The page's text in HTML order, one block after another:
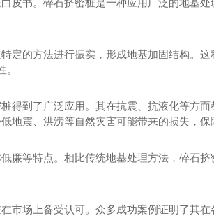
皮书。碎石挤密桩是一种应用广泛的地基处
定的方法进行振实，形成地基加固结构。这
得到了广泛应用。其在抗震、抗液化等方
地震、洪涝等自然灾害可能带来的损失，保
廉等特点。相比传统地基处理方法，碎石
市场上备受认可。众多成功案例证明了其